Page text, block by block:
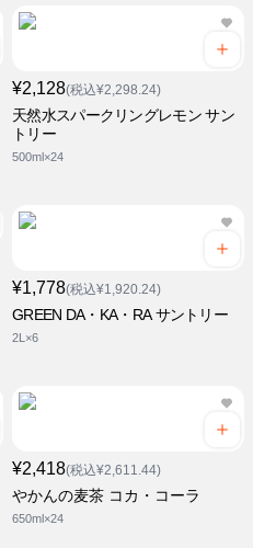
¥2,128(税込¥2,298.24)
天然水スパークリングレモン サン
トリー
500ml×24
¥1,778(税込¥1,920.24)
GREEN DA・KA・RA サントリー
2L×6
¥2,418(税込¥2,611.44)
やかんの麦茶 コカ・コーラ
650ml×24